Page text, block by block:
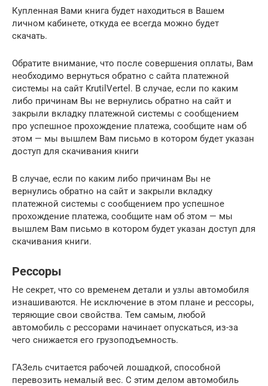
Купленная Вами книга будет находиться в Вашем
личном кабинете, откуда ее всегда можно будет
скачать.
Обратите внимание, что после совершения оплаты, Вам
необходимо вернуться обратно с сайта платежной
системы на сайт KrutilVertel. В случае, если по каким
либо причинам Вы не вернулись обратно на сайт и
закрыли вкладку платежной системы с сообщением
про успешное прохождение платежа, сообщите нам об
этом — мы вышлем Вам письмо в котором будет указан
доступ для скачивания книги
В случае, если по каким либо причинам Вы не
вернулись обратно на сайт и закрыли вкладку
платежной системы с сообщением про успешное
прохождение платежа, сообщите нам об этом — мы
вышлем Вам письмо в котором будет указан доступ для
скачивания книги.
Рессоры
Не секрет, что со временем детали и узлы автомобиля
изнашиваются. Не исключение в этом плане и рессоры,
теряющие свои свойства. Тем самым, любой
автомобиль с рессорами начинает опускаться, из-за
чего снижается его грузоподъемность.
ГАЗель считается рабочей лошадкой, способной
перевозить немалый вес. С этим делом автомобиль